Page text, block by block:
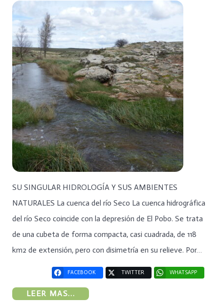
SU SINGULAR HIDROLOGÍA Y SUS AMBIENTES
NATURALES La cuenca del río Seco La cuenca hidrográfica
del río Seco coincide con la depresión de El Pobo. Se trata
de una cubeta de forma compacta, casi cuadrada, de 118
km2 de extensión, pero con disimetría en su relieve. Por…
FACEBOOK TWITTER WHATSAPP
LEER MAS...